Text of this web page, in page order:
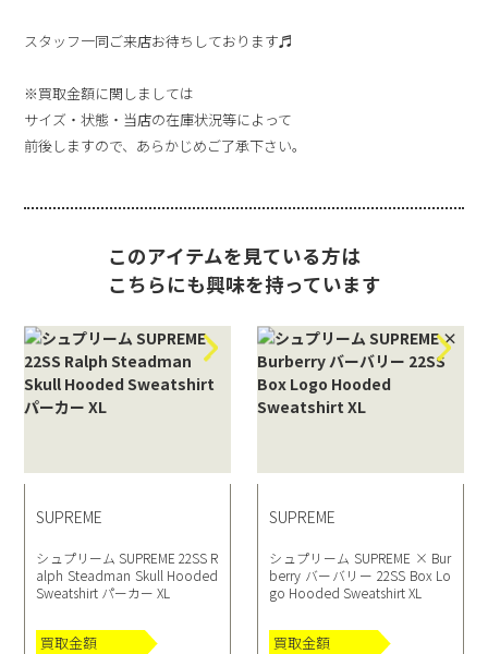
スタッフ一同ご来店お待ちしております♬
※買取金額に関しましては
サイズ・状態・当店の在庫状況等によって
前後しますので、あらかじめご了承下さい。
このアイテムを見ている方は
こちらにも興味を持っています
SUPREME
シュプリーム SUPREME 22SS R
alph Steadman Skull Hooded
Sweatshirt パーカー XL
買取金額
SUPREME
シュプリーム SUPREME × Bur
berry バーバリー 22SS Box Lo
go Hooded Sweatshirt XL
買取金額